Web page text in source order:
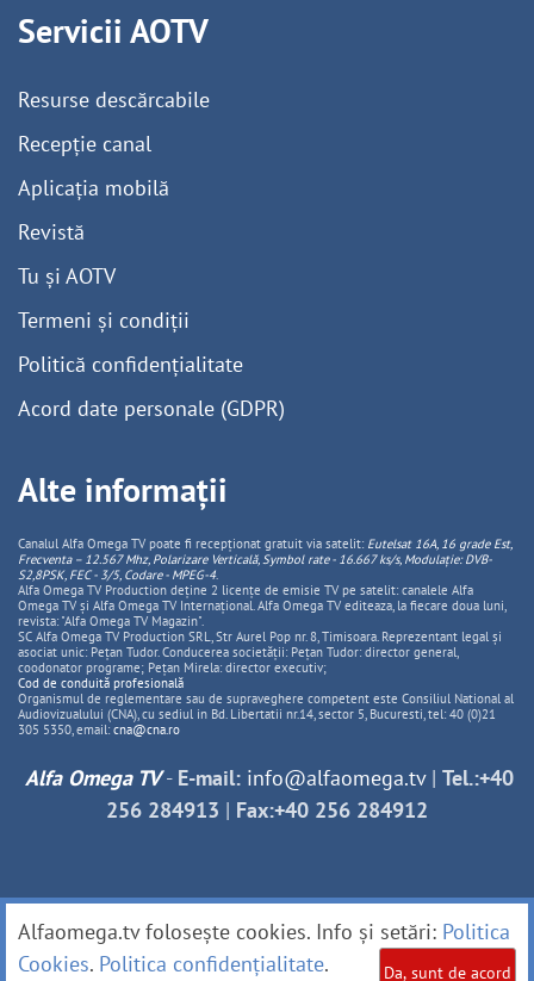
Servicii AOTV
Resurse descărcabile
Recepție canal
Aplicația mobilă
Revistă
Tu și AOTV
Termeni și condiții
Politică confidențialitate
Acord date personale (GDPR)
Alte informații
Canalul Alfa Omega TV poate fi recepționat gratuit via satelit: Eutelsat 16A, 16 grade Est,
Frecventa – 12.567 Mhz, PolarizareVerticală, Symbol rate - 16.667 ks/s, Modulație: DVB-
S2,8PSK, FEC - 3/5, Codare - MPEG-4.
Alfa Omega TV Production deține 2 licențe de emisie TV pe satelit: canalele Alfa
Omega TV și Alfa Omega TV Internațional. Alfa Omega TV editeaza, la fiecare doua luni,
revista: "Alfa Omega TV Magazin".
SC Alfa Omega TV Production SRL, Str Aurel Pop nr. 8, Timisoara. Reprezentant legal și
asociat unic: Pețan Tudor. Conducerea societății: Pețan Tudor: director general,
coodonator programe; Pețan Mirela: director executiv;
Cod de conduită profesională
Organismul de reglementare sau de supraveghere competent este Consiliul National al
Audiovizualului (CNA), cu sediul in Bd. Libertatii nr.14, sector 5, Bucuresti, tel: 40 (0)21
305 5350, email: cna@cna.ro
Alfa Omega TV- E-mail: info@alfaomega.tv| Tel.:+40
256 284913 | Fax:+40 256 284912
Alfaomega.tv folosește cookies. Info și setări: Politica
Cookies. Politica confidențialitate. Da, sunt de acord